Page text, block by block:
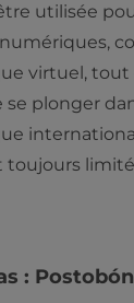
utilisée
virtuel, tout
se plonger
toujours
: